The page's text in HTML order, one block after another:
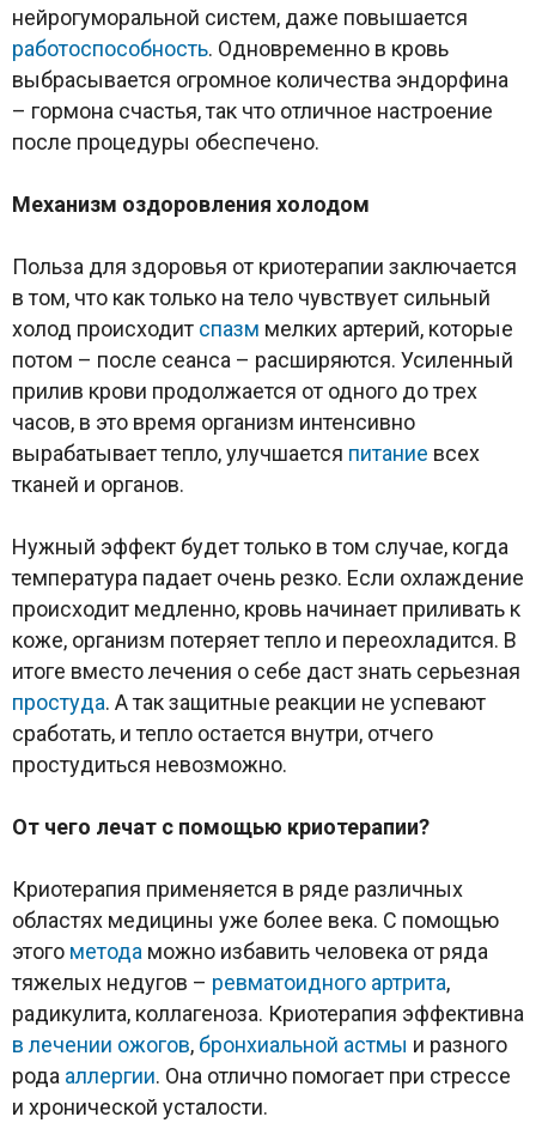
нейрогуморальной систем, даже повышается
работоспособность. Одновременно в кровь
выбрасывается огромное количества эндорфина
– гормона счастья, так что отличное настроение
после процедуры обеспечено.
Механизм оздоровления холодом
Польза для здоровья от криотерапии заключается
в том, что как только на тело чувствует сильный
холод происходит спазм мелких артерий, которые
потом – после сеанса – расширяются. Усиленный
прилив крови продолжается от одного до трех
часов, в это время организм интенсивно
вырабатывает тепло, улучшается питание всех
тканей и органов.
Нужный эффект будет только в том случае, когда
температура падает очень резко. Если охлаждение
происходит медленно, кровь начинает приливать к
коже, организм потеряет тепло и переохладится. В
итоге вместо лечения о себе даст знать серьезная
простуда. А так защитные реакции не успевают
сработать, и тепло остается внутри, отчего
простудиться невозможно.
От чего лечат с помощью криотерапии?
Криотерапия применяется в ряде различных
областях медицины уже более века. С помощью
этого метода можно избавить человека от ряда
тяжелых недугов – ревматоидного артрита,
радикулита, коллагеноза. Криотерапия эффективна
в лечении ожогов, бронхиальной астмы и разного
рода аллергии. Она отлично помогает при стрессе
и хронической усталости.